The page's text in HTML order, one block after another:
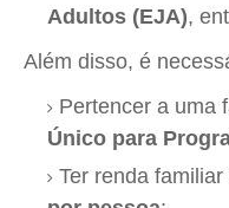
Adultos (EJA),
Além disso, é
Pertencer a uma
Único para
Ter renda familiar